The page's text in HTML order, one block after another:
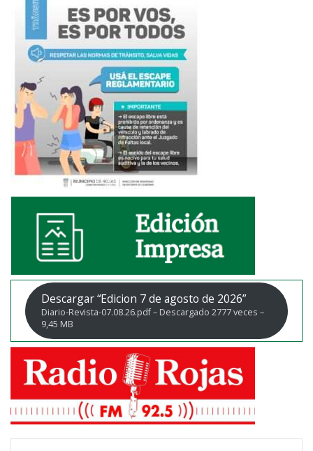
Descargar “Edicion 7 de agosto de 2026”
Diario-Revista-07.08.26.pdf – Descargado 2777 veces –
9,45 MB